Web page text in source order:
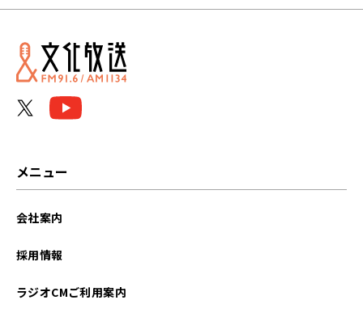
2026年07月
2026年06月
メニュー
会社案内
採用情報
ラジオCMご利用案内